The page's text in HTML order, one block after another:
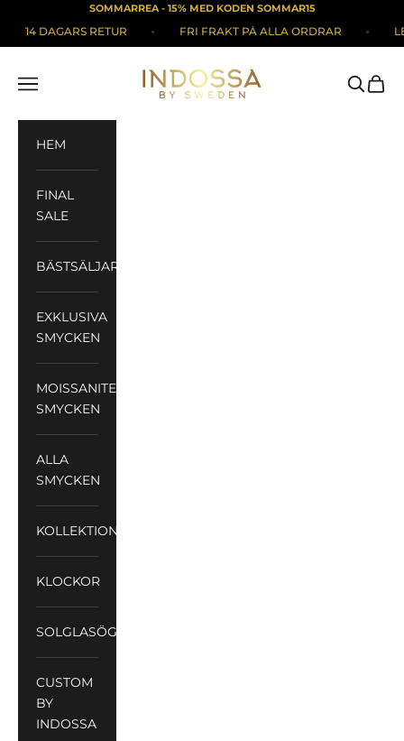
Hoppa till innehålletSOMMARREA - 15% MED KODEN SOMMAR15
14 DAGARS RETUR FRI FRAKT PÅ ALLA ORDRAR
Indossa
Meny Sök
HEM
FINAL
SALE
BÄSTSÄLJARE
EXKLUSIVA
SMYCKEN
MOISSANITE
SMYCKEN
ALLA
SMYCKEN
KOLLEKTIONER
KLOCKOR
SOLGLASÖGON
CUSTOM
BY
INDOSSA